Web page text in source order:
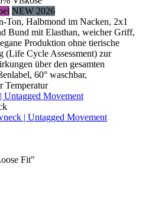
NEW 2026
Ton, Halbmond im Nacken, 2x1
Bund mit Elasthan, weicher Griff,
Produktion ohne tierische
Cycle Assessment) zur
über den gesamten
60° waschbar,
Temperatur
Untagged Movement
| Untagged Movement
Fit"